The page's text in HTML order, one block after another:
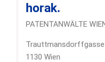
horak.
PATENTANWÄLTE
Trauttmansdorffgasse
1130 Wien